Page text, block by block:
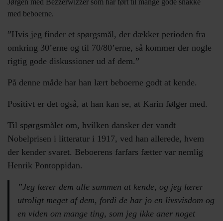
med beboerne.
”Hvis jeg finder et spørgsmål, der dækker perioden fra
omkring 30’erne og til 70/80’erne, så kommer der nogle
rigtig gode diskussioner ud af dem.”
På denne måde har han lært beboerne godt at kende.
Positivt er det også, at han kan se, at Karin følger med.
Til spørgsmålet om, hvilken dansker der vandt
Nobelprisen i litteratur i 1917, ved han allerede, hvem
der kender svaret. Beboerens farfars fætter var nemlig
Henrik Pontoppidan.
”Jeg lærer dem alle sammen at kende, og jeg lærer
utroligt meget af dem, fordi de har jo en livsvisdom og
en viden om mange ting, som jeg ikke aner noget